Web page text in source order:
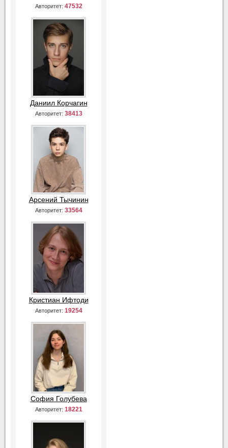
Авторитет: 47532
Даниил Корчагин
Авторитет: 38413
Арсений Тычинин
Авторитет: 33564
Кристиан Ифтоди
Авторитет: 19254
София Голубева
Авторитет: 18221